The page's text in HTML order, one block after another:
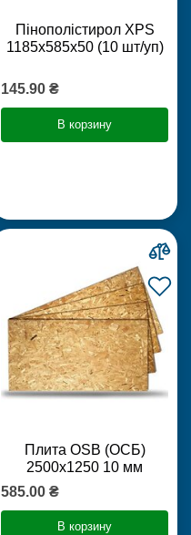
Пінополістирол XPS
1185х585х50 (10 шт/уп)
145.90 ₴
В корзину
Плита OSB (ОСБ)
2500х1250 10 мм
585.00 ₴
В корзину